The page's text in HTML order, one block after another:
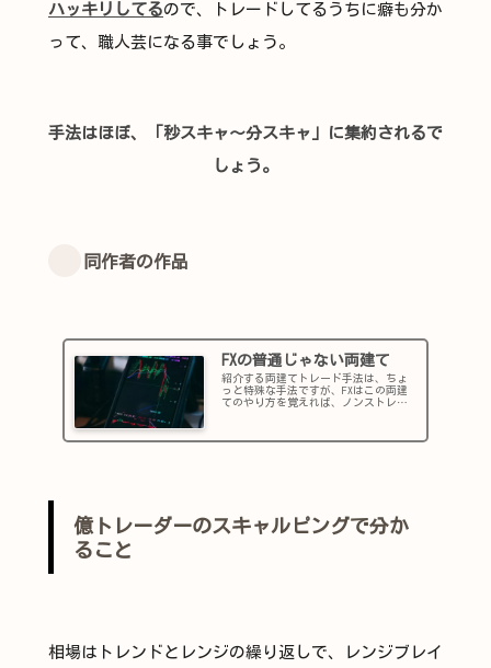
ハッキリしてるので、トレードしてるうちに癖も分か
って、職人芸になる事でしょう。
手法はほぼ、「秒スキャ～分スキャ」に集約されるで
しょう。
同作者の作品
FXの普通じゃない両建て
紹介する両建てトレード手法は、ちょ
っと特殊な手法ですが、FXはこの両建
てのやり方を覚えれば、ノンストレス
億トレーダーのスキャルピングで分か
ること
相場はトレンドとレンジの繰り返しで、レンジブレイ